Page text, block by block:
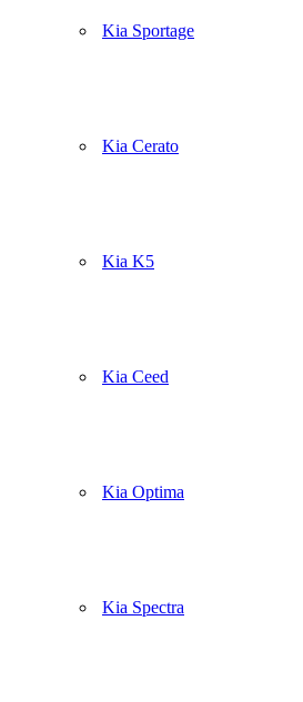
Kia Sportage
Kia Cerato
Kia K5
Kia Ceed
Kia Optima
Kia Spectra